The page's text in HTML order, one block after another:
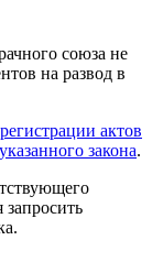
союза не
на развод в
актов
закона.
запросить